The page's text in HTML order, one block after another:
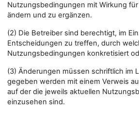
Nutzungsbedingungen mit Wirkung
ändern und zu ergänzen.
(2) Die Betreiber sind berechtigt, im
Entscheidungen zu treffen, durch
Nutzungsbedingungen konkretisiert
(3) Änderungen müssen schriftlich im
gegeben werden mit einem Verweis
auf der die jeweils aktuellen
einzusehen sind.